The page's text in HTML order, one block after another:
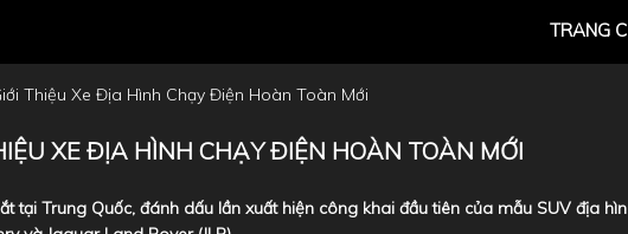
TRANG
Thiệu Xe Địa Hình Chạy Điện Hoàn Toàn Mới
XE ĐỊA HÌNH CHẠY ĐIỆN HOÀN TOÀN MỚI
tại Trung Quốc, đánh dấu lần xuất hiện công khai đầu tiên của mẫu SUV địa